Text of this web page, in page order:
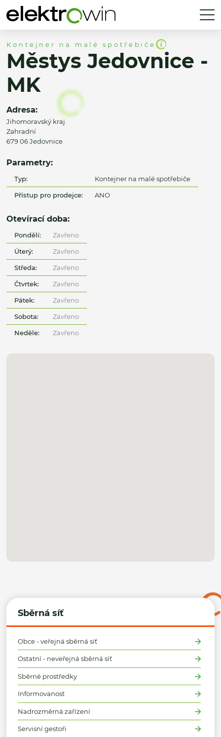
Sběrná síť
Obce - veřejná sběrná síť
Ostatní - neveřejná sběrná síť
Sběrné prostředky
Informovanost
Nadrozměrná zařízení
Servisní gestoři
Kontejner na malé spotřebiče
Městys Jedovnice -
MK
Adresa:
Jihomoravský kraj
Zahradní
679 06 Jedovnice
Parametry:
Typ: Kontejner na malé spotřebiče
Přístup pro prodejce: ANO
Otevírací doba:
Pondělí: Zavřeno
Úterý: Zavřeno
Středa: Zavřeno
Čtvrtek: Zavřeno
Pátek: Zavřeno
Sobota: Zavřeno
Neděle: Zavřeno